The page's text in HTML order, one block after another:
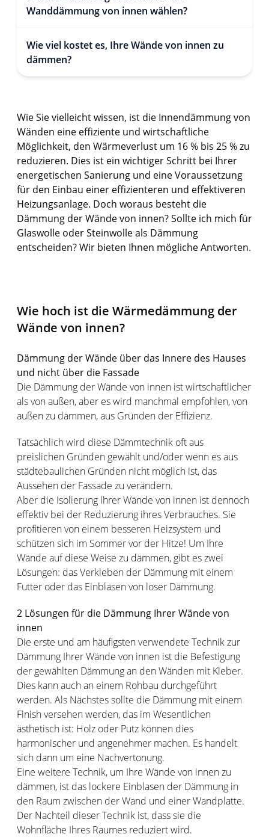
Wanddämmung von innen wählen?
Wie viel kostet es, Ihre Wände von innen zu
dämmen?
Wie Sie vielleicht wissen, ist die Innendämmung von
Wänden eine effiziente und wirtschaftliche
Möglichkeit, den Wärmeverlust um 16 % bis 25 % zu
reduzieren. Dies ist ein wichtiger Schritt bei Ihrer
energetischen Sanierung und eine Voraussetzung
für den Einbau einer effizienteren und effektiveren
Heizungsanlage. Doch woraus besteht die
Dämmung der Wände von innen? Sollte ich mich für
Glaswolle oder Steinwolle als Dämmung
entscheiden? Wir bieten Ihnen mögliche Antworten.
Wie hoch ist die Wärmedämmung der
Wände von innen?
Dämmung der Wände über das Innere des Hauses
und nicht über die Fassade
Die Dämmung der Wände von innen ist wirtschaftlicher
als von außen, aber es wird manchmal empfohlen, von
außen zu dämmen, aus Gründen der Effizienz.
Tatsächlich wird diese Dämmtechnik oft aus
preislichen Gründen gewählt und/oder wenn es aus
städtebaulichen Gründen nicht möglich ist, das
Aussehen der Fassade zu verändern.
Aber die Isolierung Ihrer Wände von innen ist dennoch
effektiv bei der Reduzierung ihres Verbrauches. Sie
profitieren von einem besseren Heizsystem und
schützen sich im Sommer vor der Hitze! Um Ihre
Wände auf diese Weise zu dämmen, gibt es zwei
Lösungen: das Verkleben der Dämmung mit einem
Futter oder das Einblasen von loser Dämmung.
2 Lösungen für die Dämmung Ihrer Wände von
innen
Die erste und am häufigsten verwendete Technik zur
Dämmung Ihrer Wände von innen ist die Befestigung
der gewählten Dämmung an den Wänden mit Kleber.
Dies kann auch an einem Rohbau durchgeführt
werden. Als Nächstes sollte die Dämmung mit einem
Finish versehen werden, das im Wesentlichen
ästhetisch ist: Holz oder Putz können dies
harmonischer und angenehmer machen. Es handelt
sich dann um eine Nachvertonung.
Eine weitere Technik, um Ihre Wände von innen zu
dämmen, ist das lockere Einblasen der Dämmung in
den Raum zwischen der Wand und einer Wandplatte.
Der Nachteil dieser Technik ist, dass sie die
Wohnfläche Ihres Raumes reduziert wird.